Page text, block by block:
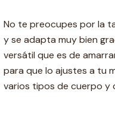
No te preocupes por la
y se adapta muy bien
versátil que es de
para que lo ajustes a tu
varios tipos de cuerpo y